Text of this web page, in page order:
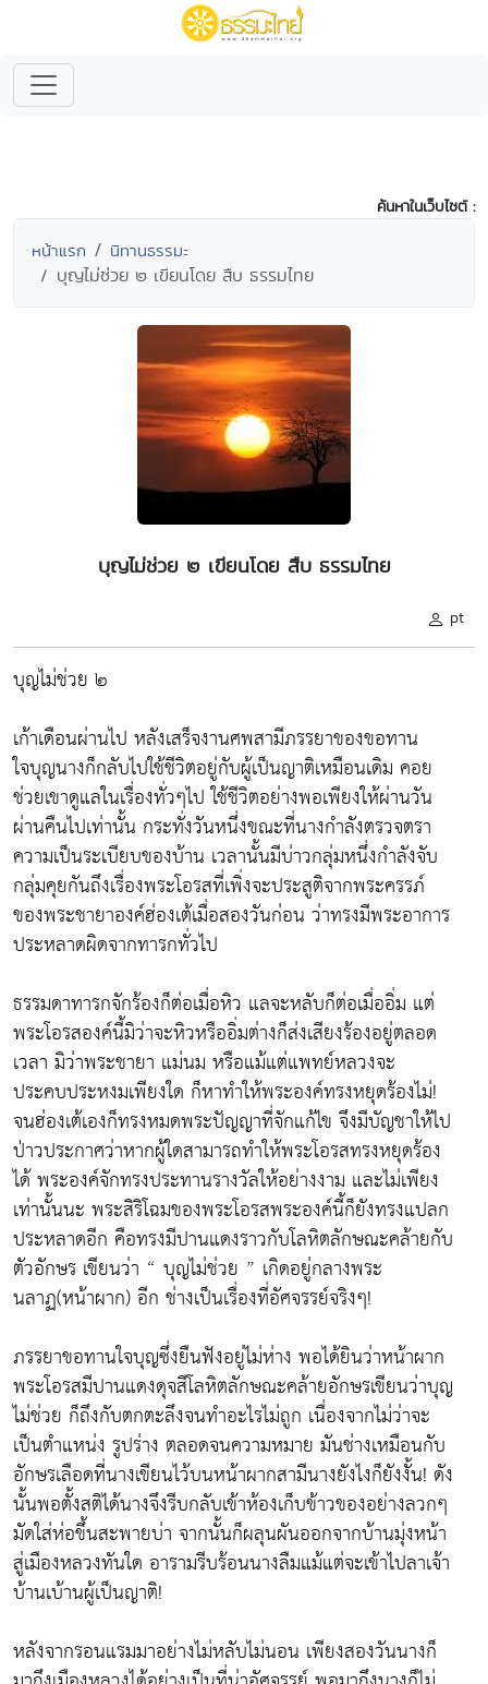
ค้นหาในเว็บไซต์ :
หน้าแรก นิทานธรรมะ
บุญไม่ช่วย ๒ เขียนโดย สืบ ธรรมไทย
บุญไม่ช่วย ๒ เขียนโดย สืบ ธรรมไทย
pt
บุญไม่ช่วย ๒
เก้าเดือนผ่านไป หลังเสร็จงานศพสามีภรรยาของขอทาน
ใจบุญนางก็กลับไปใช้ชีวิตอยู่กับผู้เป็นญาติเหมือนเดิม คอย
ช่วยเขาดูแลในเรื่องทั่วๆไป ใช้ชีวิตอย่างพอเพียงให้ผ่านวัน
ผ่านคืนไปเท่านั้น กระทั่งวันหนึ่งขณะที่นางกำลังตรวจตรา
ความเป็นระเบียบของบ้าน เวลานั้นมีบ่าวกลุ่มหนึ่งกำลังจับ
กลุ่มคุยกันถึงเรื่องพระโอรสที่เพิ่งจะประสูติจากพระครรภ์
ของพระชายาองค์ฮ่องเต้เมื่อสองวันก่อน ว่าทรงมีพระอาการ
ประหลาดผิดจากทารกทั่วไป
ธรรมดาทารกจักร้องก็ต่อเมื่อหิว แลจะหลับก็ต่อเมื่ออิ่ม แต่
พระโอรสองค์นี้มิว่าจะหิวหรืออิ่มต่างก็ส่งเสียงร้องอยู่ตลอด
เวลา มิว่าพระชายา แม่นม หรือแม้แต่แพทย์หลวงจะ
ประคบประหงมเพียงใด ก็หาทำให้พระองค์ทรงหยุดร้องไม่!
จนฮ่องเต้เองก็ทรงหมดพระปัญญาที่จักแก้ไข จึงมีบัญชาให้ไป
ป่าวประกาศว่าหากผู้ใดสามารถทำให้พระโอรสทรงหยุดร้อง
ได้ พระองค์จักทรงประทานรางวัลให้อย่างงาม และไม่เพียง
เท่านั้นนะ พระสิริโฉมของพระโอรสพระองค์นี้ก็ยังทรงแปลก
ประหลาดอีก คือทรงมีปานแดงราวกับโลหิตลักษณะคล้ายกับ
ตัวอักษร เขียนว่า “ บุญไม่ช่วย ” เกิดอยู่กลางพระ
นลาฏ(หน้าผาก) อีก ช่างเป็นเรื่องที่อัศจรรย์จริงๆ!
ภรรยาขอทานใจบุญซึ่งยืนฟังอยู่ไม่ห่าง พอได้ยินว่าหน้าผาก
พระโอรสมีปานแดงดุจสีโลหิตลักษณะคล้ายอักษรเขียนว่าบุญ
ไม่ช่วย ก็ถึงกับตกตะลึงจนทำอะไรไม่ถูก เนื่องจากไม่ว่าจะ
เป็นตำแหน่ง รูปร่าง ตลอดจนความหมาย มันช่างเหมือนกับ
อักษรเลือดที่นางเขียนไว้บนหน้าผากสามีนางยังไงก็ยังงั้น! ดัง
นั้นพอตั้งสติได้นางจึงรีบกลับเข้าห้องเก็บข้าวของอย่างลวกๆ
มัดใส่ห่อขึ้นสะพายบ่า จากนั้นก็ผลุนผันออกจากบ้านมุ่งหน้า
สู่เมืองหลวงทันใด อารามรีบร้อนนางลืมแม้แต่จะเข้าไปลาเจ้า
บ้านเบ้านผู้เป็นญาติ!
หลังจากรอนแรมมาอย่างไม่หลับไม่นอน เพียงสองวันนางก็